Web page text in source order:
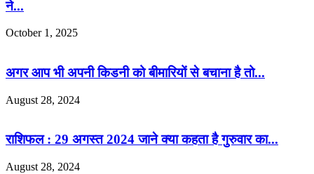
ने...
October 1, 2025
अगर आप भी अपनी किडनी को बीमारियों से बचाना है तो...
August 28, 2024
राशिफल : 29 अगस्त 2024 जाने क्या कहता है गुरुवार का...
August 28, 2024